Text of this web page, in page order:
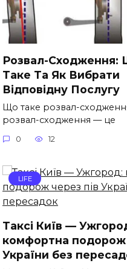
Розвал-Сходження:
Таке Та Як Вибрати
Відповідну Послугу
Що таке розвал-
розвал-сходження — це
0 12
LIFE
Таксі Київ —
комфортна подорож
України без